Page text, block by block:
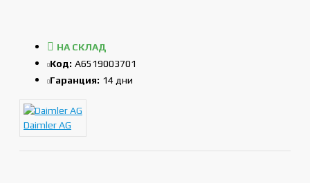
НА СКЛАД
Код: A6519003701
Гаранция: 14 дни
Daimler AG